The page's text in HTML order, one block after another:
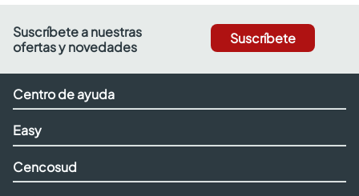
Suscríbete a nuestras
ofertas y novedades
Suscríbete
Centro de ayuda
Easy
Cencosud